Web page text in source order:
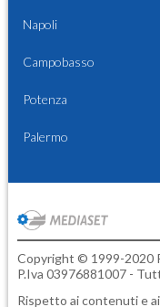
Napoli
Campobasso
Potenza
Palermo
Copyright © 1999-2020
P.Iva 03976881007 -
Rispetto ai contenuti e